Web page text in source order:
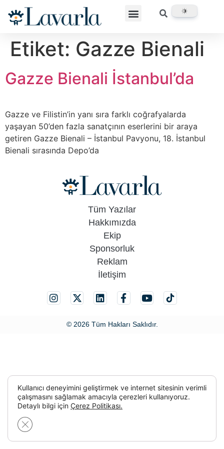
Etiket: Gazze Bienali
Gazze Bienali İstanbul’da
Gazze ve Filistin’in yanı sıra farklı coğrafyalarda
yaşayan 50’den fazla sanatçının eserlerini bir araya
getiren Gazze Bienali – İstanbul Pavyonu, 18. İstanbul
Bienali sırasında Depo’da
Tüm Yazılar
Hakkımızda
Ekip
Sponsorluk
Reklam
İletişim
© 2026 Tüm Hakları Saklıdır.
Kullanıcı deneyimini geliştirmek ve internet sitesinin verimli
çalışmasını sağlamak amacıyla çerezleri kullanıyoruz.
Detaylı bilgi için Çerez Politikası.
GDPR çerez şeridini kapat